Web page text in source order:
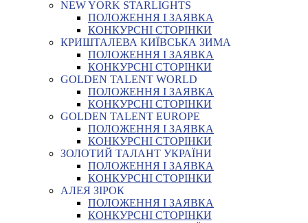
NEW YORK STARLIGHTS
ПОЛОЖЕННЯ І ЗАЯВКА
КОНКУРСНІ СТОРІНКИ
КРИШТАЛЕВА КИЇВСЬКА ЗИМА
ПОЛОЖЕННЯ І ЗАЯВКА
КОНКУРСНІ СТОРІНКИ
GOLDEN TALENT WORLD
ПОЛОЖЕННЯ І ЗАЯВКА
КОНКУРСНІ СТОРІНКИ
GOLDEN TALENT EUROPE
ПОЛОЖЕННЯ І ЗАЯВКА
КОНКУРСНІ СТОРІНКИ
ЗОЛОТИЙ ТАЛАНТ УКРАЇНИ
ПОЛОЖЕННЯ І ЗАЯВКА
КОНКУРСНІ СТОРІНКИ
АЛЕЯ ЗІРОК
ПОЛОЖЕННЯ І ЗАЯВКА
КОНКУРСНІ СТОРІНКИ